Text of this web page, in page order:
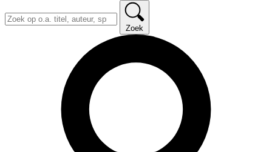
Zoek